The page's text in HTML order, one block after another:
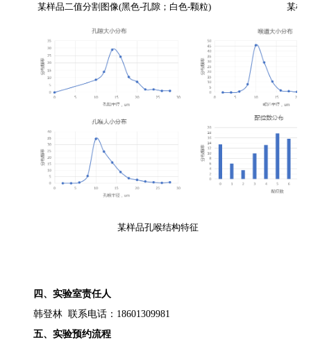
某样品 二值分割图像(黑色-孔隙；白色-颗粒) 某样
某样品孔喉结构特征
四 、实验室责任人
韩登林 联系电话： 18601309981
五、实验预约流程